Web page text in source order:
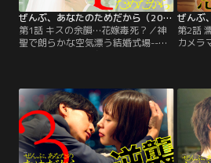
ぜんぶ、あなたのためだから（2026/01/10放送分）第01話
第1話 キスの余韻…花嫁毒死？／神
聖で朗らかな空気漂う結婚式場--。
である尾崎藍里（武田玲奈）と橋本
智恵（大原優乃）、和臣の友人・杉
浦誠（草川拓弥）と木村直人（古屋
呂敏）、森あきら（鈴木愛理）、そ
して沙也香の母・香（松下由樹）と
参列者は少人数ながらも…。
第2話
カメラ
た林田
協力
を開
沙也
とを